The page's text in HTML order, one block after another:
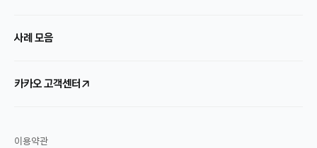
사례 모음
카카오 고객센터
이용약관